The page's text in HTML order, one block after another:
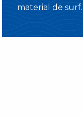
material de